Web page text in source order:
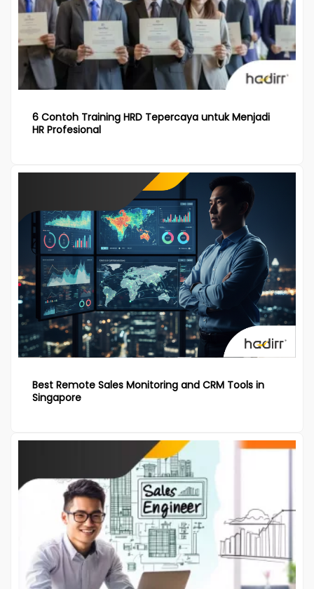
6 Contoh Training HRD Tepercaya untuk Menjadi
HR Profesional
Best Remote Sales Monitoring and CRM Tools in
Singapore